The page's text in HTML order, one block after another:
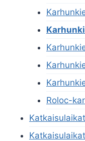
Roloc-
Katkaisulaikat